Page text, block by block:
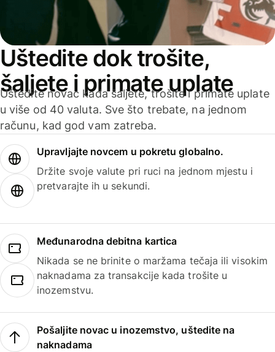
Uštedite dok trošite,
šaljete i primate uplate
Uštedite novac kada šaljete, trošite i primate uplate
u više od 40 valuta. Sve što trebate, na jednom
računu, kad god vam zatreba.
Upravljajte novcem u pokretu globalno.
Držite svoje valute pri ruci na jednom mjestu i
pretvarajte ih u sekundi.
Međunarodna debitna kartica
Nikada se ne brinite o maržama tečaja ili visokim
naknadama za transakcije kada trošite u
inozemstvu.
Pošaljite novac u inozemstvo, uštedite na
naknadama